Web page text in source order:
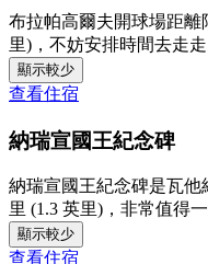
布拉帕高爾夫開球場距離
里)，不妨安排時間去走走
顯示較少
查看住宿
納瑞宣國王紀念碑
納瑞宣國王紀念碑是瓦他
里 (1.3 英里)，非常值得一
顯示較少
查看住宿